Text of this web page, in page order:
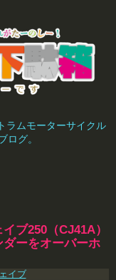
ラムモーターサイクル
ログ。
ブ250（CJ41A）
ーをオーバーホ
イブ